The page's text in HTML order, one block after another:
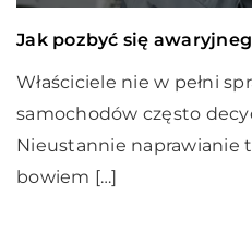
Jak pozbyć się
Właściciele nie w pełni
samochodów często
Nieustannie naprawianie
bowiem […]